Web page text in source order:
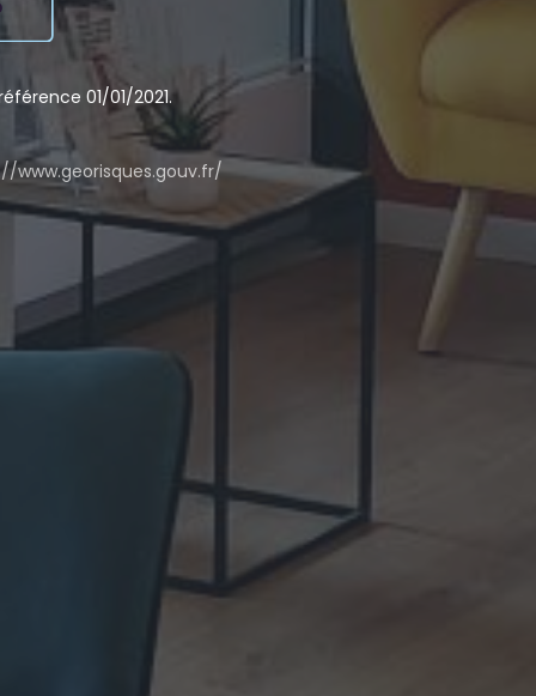
01/01/2021.
www.georisques.gouv.fr/